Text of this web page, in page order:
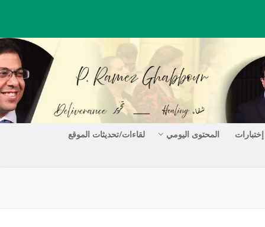
إختبارات المحتوى اليومي
لقاءات/تحديثات الموقع